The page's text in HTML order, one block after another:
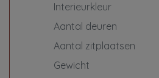
Interieurkleur
Aantal deuren
Aantal zitplaatsen
Gewicht